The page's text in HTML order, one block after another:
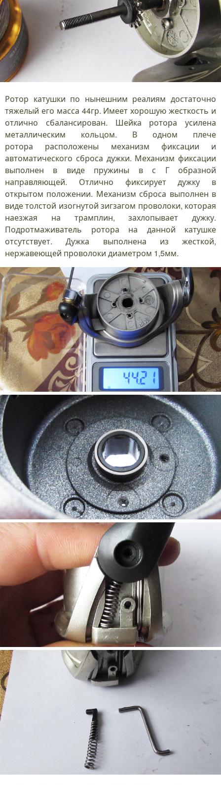
Ротор катушки по нынешним реалиям достаточно
тяжелый его масса 44гр. Имеет хорошую жесткость и
отлично сбалансирован. Шейка ротора усилена
металлическим кольцом. В одном плече
ротора расположены механизм фиксации и
автоматического сброса дужки. Механизм фиксации
выполнен в виде пружины в с Г образной
направляющей. Отлично фиксирует дужку в
открытом положении. Механизм сброса выполнен в
виде толстой изогнутой зигзагом проволоки, которая
наезжая на трамплин, захлопывает дужку.
Подротмаживатель ротора на данной катушке
отсутствует. Дужка выполнена из жесткой,
нержавеющей проволоки диаметром 1,5мм.